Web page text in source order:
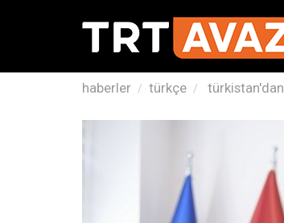
haberler türkçe türkistan'dan